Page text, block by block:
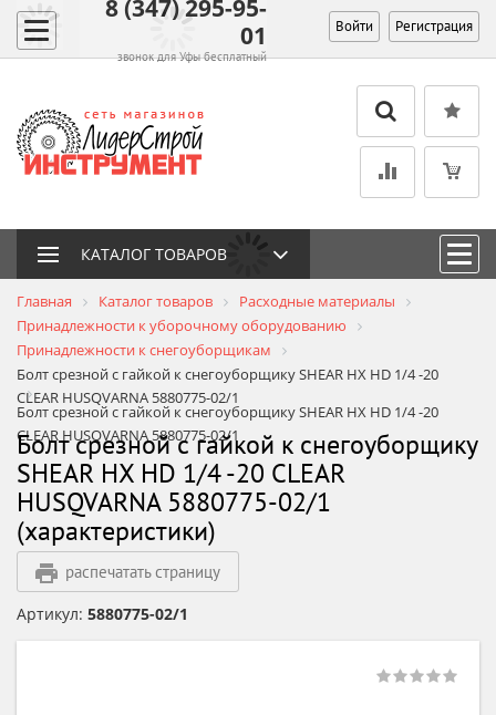
8 (347) 295-95-
01
звонок для Уфы бесплатный
Войти Регистрация
КАТАЛОГ ТОВАРОВ
Главная Каталог товаров
Расходные материалы
Принадлежности к уборочному оборудованию
Принадлежности к снегоуборщикам
Болт срезной с гайкой к снегоуборщику SHEAR HX HD 1/4 -20
CLEAR HUSQVARNA 5880775-02/1
Болт срезной с гайкой к снегоуборщику SHEAR HX HD 1/4 -20
CLEAR HUSQVARNA 5880775-02/1
Болт срезной с гайкой к снегоуборщику
SHEAR HX HD 1/4 -20 CLEAR
HUSQVARNA 5880775-02/1
(характеристики)
распечатать страницу
Артикул: 5880775-02/1